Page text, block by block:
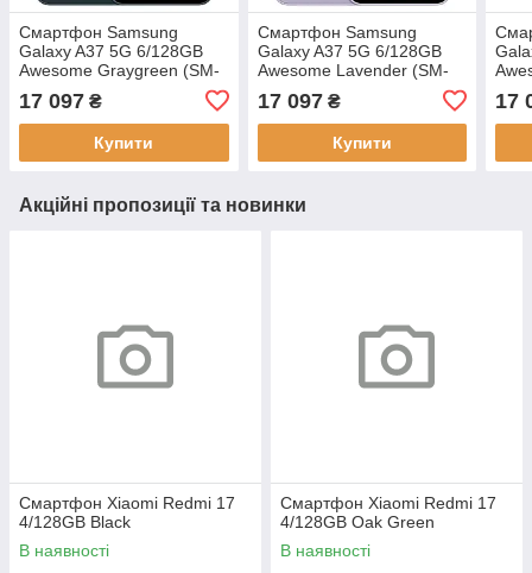
Смартфон Samsung
Galaxy A37 5G 6/128GB
Awesome Graygreen (SM-
17 097 ₴
Купити
Смартфон Samsung
Galaxy A37 5G 6/128GB
Awesome Lavender (SM-
17 097₴
Купити
17
Акційні пропозиції та новинки
Смартфон Xiaomi Redmi 17
4/128GB Black
В наявності
Смартфон Xiaomi Redmi 17
4/128GB Oak Green
В наявності